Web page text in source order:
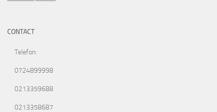
CONTACT
Telefon:
0724899998
0213359688
0213358687